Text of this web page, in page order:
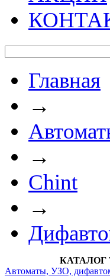
Главная
→
→
Chint
→
КАТАЛОГ
Автоматы, УЗО,